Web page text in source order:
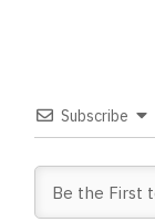
Subscribe